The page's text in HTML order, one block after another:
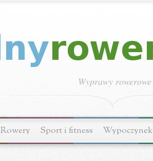
Wyprawy rowerowe
Rowery Sport i fitness Wypoczynek